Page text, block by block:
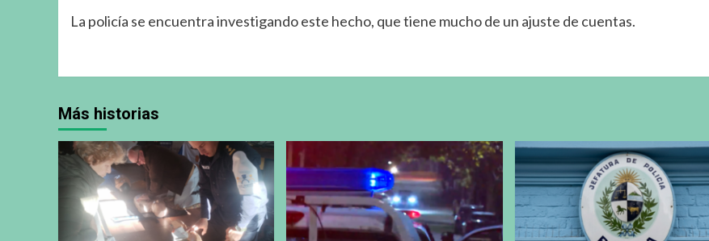
La policía se encuentra investigando este hecho, que tiene mucho de un ajuste de cuentas.
Más historias